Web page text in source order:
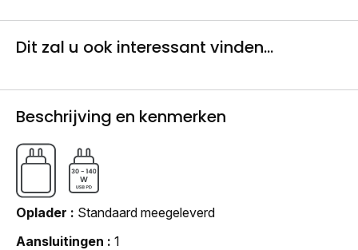
Dit zal u ook interessant vinden...
Beschrijving en kenmerken
Oplader
Standaard meegeleverd
Aansluitingen
1